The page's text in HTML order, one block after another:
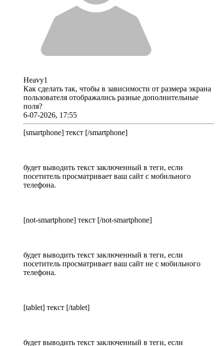
Heavy1
Как сделать так, чтобы в зависимости от размера экрана
пользователя отображались разные дополнительные
поля?
6-07-2026, 17:55
[smartphone] текст [/smartphone]
будет выводить текст заключенный в теги, если
посетитель просматривает ваш сайт с мобильного
телефона.
[not-smartphone] текст [/not-smartphone]
будет выводить текст заключенный в теги, если
посетитель просматривает ваш сайт не с мобильного
телефона.
[tablet] текст [/tablet]
будет выводить текст заключенный в теги, если